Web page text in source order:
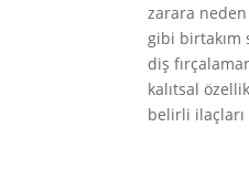
zarara
gibi birtakım
diş
kalıtsal
belirli ilaçları